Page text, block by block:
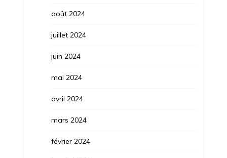
août 2024
juillet 2024
juin 2024
mai 2024
avril 2024
mars 2024
février 2024